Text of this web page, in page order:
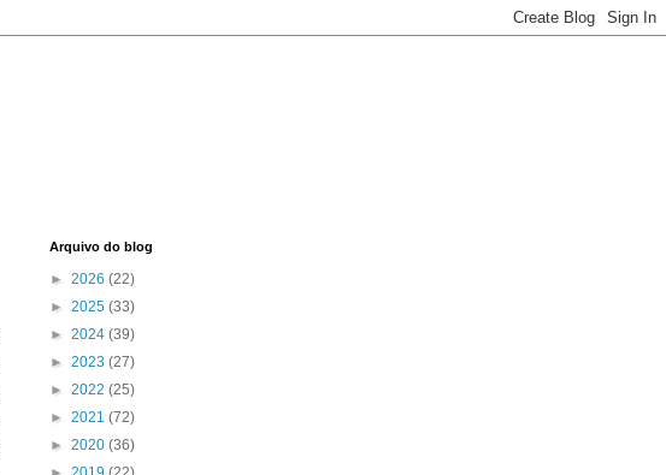
Arquivo do blog
► 2026 (22)
► 2025 (33)
► 2024 (39)
► 2023 (27)
► 2022 (25)
► 2021 (72)
► 2020 (36)